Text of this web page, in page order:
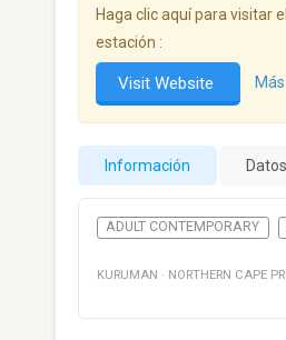
Haga clic aquí para visitar
estación :
Visit Website
Información
ADULT CONTEMPORARY
KURUMAN · NORTHERN CAPE